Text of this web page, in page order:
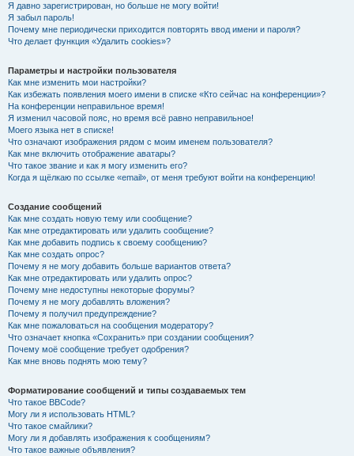
Я давно зарегистрирован, но больше не могу войти!
Я забыл пароль!
Почему мне периодически приходится повторять ввод имени и пароля?
Что делает функция «Удалить cookies»?
Параметры и настройки пользователя
Как мне изменить мои настройки?
Как избежать появления моего имени в списке «Кто сейчас на конференции»?
На конференции неправильное время!
Я изменил часовой пояс, но время всё равно неправильное!
Моего языка нет в списке!
Что означают изображения рядом с моим именем пользователя?
Как мне включить отображение аватары?
Что такое звание и как я могу изменить его?
Когда я щёлкаю по ссылке «email», от меня требуют войти на конференцию!
Создание сообщений
Как мне создать новую тему или сообщение?
Как мне отредактировать или удалить сообщение?
Как мне добавить подпись к своему сообщению?
Как мне создать опрос?
Почему я не могу добавить больше вариантов ответа?
Как мне отредактировать или удалить опрос?
Почему мне недоступны некоторые форумы?
Почему я не могу добавлять вложения?
Почему я получил предупреждение?
Как мне пожаловаться на сообщения модератору?
Что означает кнопка «Сохранить» при создании сообщения?
Почему моё сообщение требует одобрения?
Как мне вновь поднять мою тему?
Форматирование сообщений и типы создаваемых тем
Что такое BBCode?
Могу ли я использовать HTML?
Что такое смайлики?
Могу ли я добавлять изображения к сообщениям?
Что такое важные объявления?